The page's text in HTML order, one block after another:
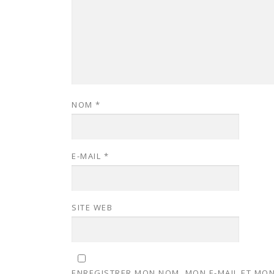
NOM *
E-MAIL *
SITE WEB